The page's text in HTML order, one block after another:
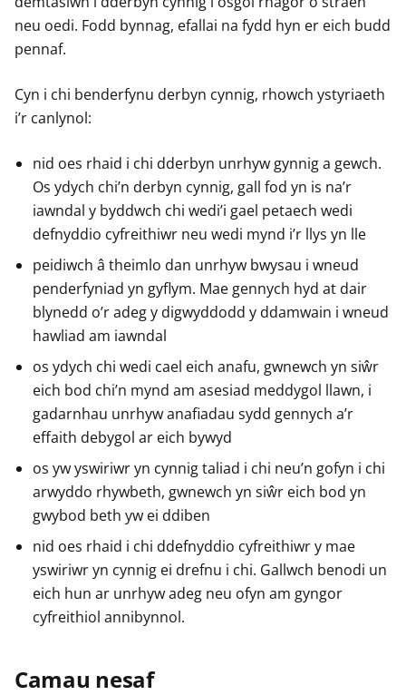
neu oedi. Fodd bynnag, efallai na fydd hyn er eich budd
pennaf.
Cyn i chi benderfynu derbyn cynnig, rhowch ystyriaeth
i’r canlynol:
nid oes rhaid i chi dderbyn unrhyw gynnig a gewch.
Os ydych chi’n derbyn cynnig, gall fod yn is na’r
iawndal y byddwch chi wedi’i gael petaech wedi
defnyddio cyfreithiwr neu wedi mynd i’r llys yn lle
peidiwch â theimlo dan unrhyw bwysau i wneud
penderfyniad yn gyflym. Mae gennych hyd at dair
blynedd o’r adeg y digwyddodd y ddamwain i wneud
hawliad am iawndal
os ydych chi wedi cael eich anafu, gwnewch yn siŵr
eich bod chi’n mynd am asesiad meddygol llawn, i
gadarnhau unrhyw anafiadau sydd gennych a’r
effaith debygol ar eich bywyd
os yw yswiriwr yn cynnig taliad i chi neu’n gofyn i chi
arwyddo rhywbeth, gwnewch yn siŵr eich bod yn
gwybod beth yw ei ddiben
nid oes rhaid i chi ddefnyddio cyfreithiwr y mae
yswiriwr yn cynnig ei drefnu i chi. Gallwch benodi un
eich hun ar unrhyw adeg neu ofyn am gyngor
cyfreithiol annibynnol.
Camau nesaf